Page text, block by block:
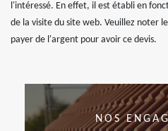
l'intéressé. En effet, il est établi en
de la visite du site web. Veuillez noter
payer de l'argent pour avoir ce devis.
NOS